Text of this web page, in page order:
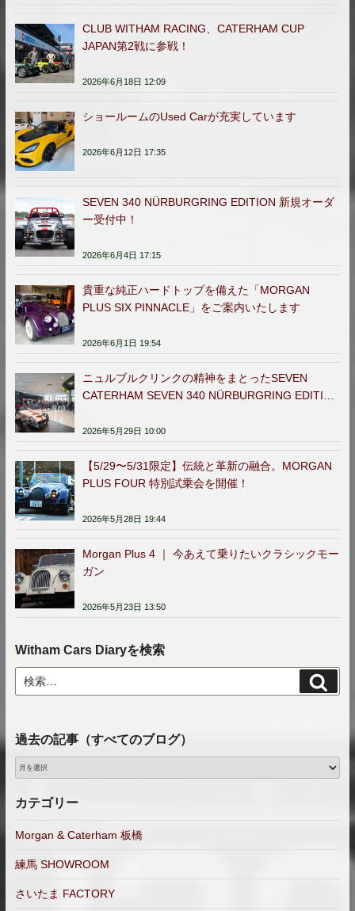
CLUB WITHAM RACING、CATERHAM CUP
JAPAN第2戦に参戦！
2026年6月18日 12:09
ショールームのUsed Carが充実しています
2026年6月12日 17:35
SEVEN 340 NÜRBURGRING EDITION 新規オーダ
ー受付中！
2026年6月4日 17:15
貴重な純正ハードトップを備えた「MORGAN
PLUS SIX PINNACLE」をご案内いたします
2026年6月1日 19:54
ニュルブルクリンクの精神をまとったSEVEN
CATERHAM SEVEN 340 NÜRBURGRING EDITION
2026年5月29日 10:00
【5/29〜5/31限定】伝統と革新の融合。MORGAN
PLUS FOUR 特別試乗会を開催！
2026年5月28日 19:44
Morgan Plus 4 ｜ 今あえて乗りたいクラシックモー
ガン
2026年5月23日 13:50
Witham Cars Diaryを検索
索:
過去の記事（すべてのブログ）
過
去
の
事
べ
カテゴリー
Morgan & Caterham 板橋
練馬 SHOWROOM
さいたま FACTORY